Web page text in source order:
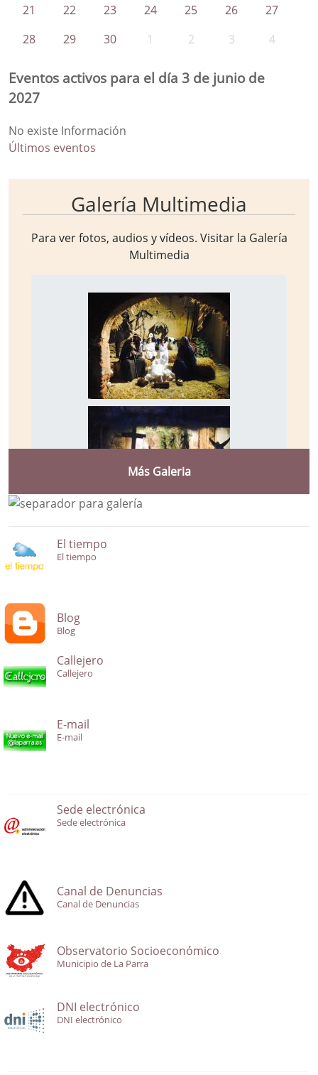
21 22 23 24 25 26
27
28
29 30 1 2 3 4
Eventos activos para el día 3 de junio de
2027
No existe Información
Últimos eventos
Galería Multimedia
Para ver fotos, audios y vídeos. Visitar la Galería
Multimedia
Más Galeria
El tiempo
El tiempo
Blog
Blog
Callejero
Callejero
E-mail
E-mail
Sede electrónica
Sede electrónica
Canal de Denuncias
Canal de Denuncias
Observatorio Socioeconómico
Municipio de La Parra
DNI electrónico
DNI electrónico